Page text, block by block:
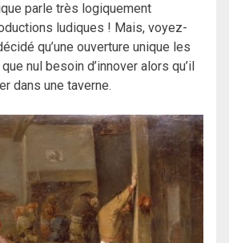
parle très logiquement
ludiques ! Mais, voyez-
qu’une ouverture unique les
nul besoin d’innover alors qu’il
dans une taverne.